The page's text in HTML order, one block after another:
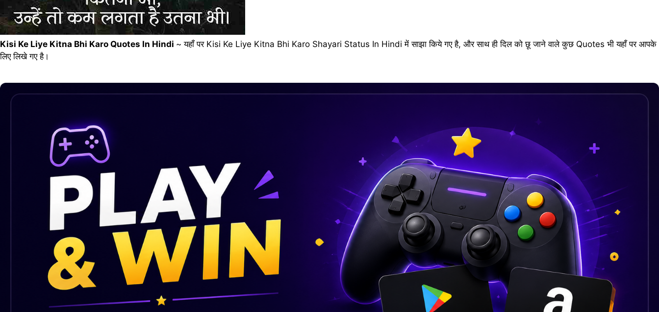
Kisi Ke Liye Kitna Bhi Karo Quotes In Hindi ~ यहाँ पर Kisi Ke Liye Kitna Bhi Karo Shayari Status In Hindi में साझा किये गए है, और साथ ही दिल को छू जाने वाले कुछ Quotes भी यहाँ पर आपके
लिए लिखे गए है।